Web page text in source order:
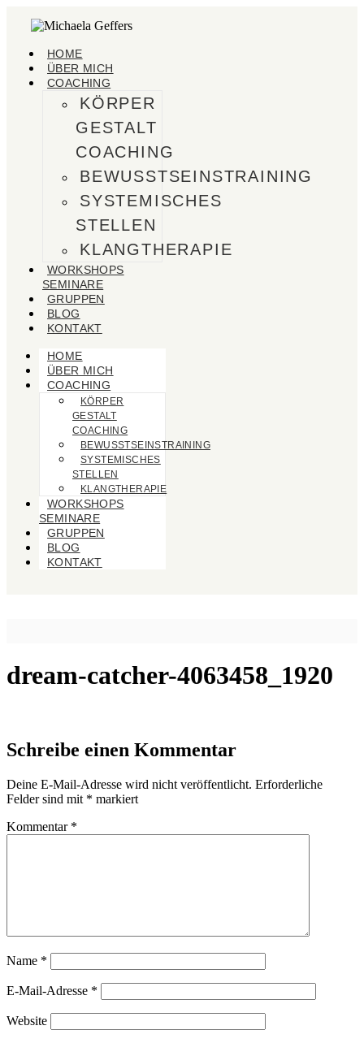
HOME
ÜBER MICH
COACHING
KÖRPER
GESTALT
COACHING
BEWUSSTSEINSTRAINING
SYSTEMISCHES
STELLEN
KLANGTHERAPIE
WORKSHOPS
SEMINARE
GRUPPEN
BLOG
KONTAKT
HOME
ÜBER MICH
COACHING
KÖRPER
GESTALT
COACHING
BEWUSSTSEINSTRAINING
SYSTEMISCHES
STELLEN
KLANGTHERAPIE
WORKSHOPS
SEMINARE
GRUPPEN
BLOG
KONTAKT
dream-catcher-4063458_1920
Schreibe einen Kommentar
Deine E-Mail-Adresse wird nicht veröffentlicht. Erforderliche
Felder sind mit * markiert
Kommentar *
Name *
E-Mail-Adresse *
Website